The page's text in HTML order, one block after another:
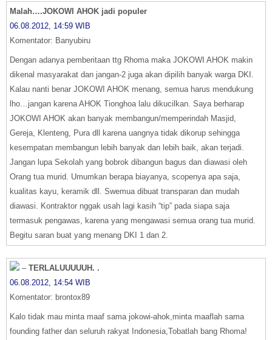
Malah….JOKOWI AHOK jadi populer
06.08.2012, 14:59 WIB
Komentator: Banyubiru
Dengan adanya pemberitaan ttg Rhoma maka JOKOWI AHOK makin
dikenal masyarakat dan jangan-2 juga akan dipilih banyak warga DKI.
Kalau nanti benar JOKOWI AHOK menang, semua harus mendukung
lho…jangan karena AHOK Tionghoa lalu dikucilkan. Saya berharap
JOKOWI AHOK akan banyak membangun/memperindah Masjid,
Gereja, Klenteng, Pura dll karena uangnya tidak dikorup sehingga
kesempatan membangun lebih banyak dan lebih baik, akan terjadi.
Jangan lupa Sekolah yang bobrok dibangun bagus dan diawasi oleh
Orang tua murid. Umumkan berapa biayanya, scopenya apa saja,
kualitas kayu, keramik dll. Swemua dibuat transparan dan mudah
diawasi. Kontraktor nggak usah lagi kasih “tip” pada siapa saja
termasuk pengawas, karena yang mengawasi semua orang tua murid.
Begitu saran buat yang menang DKI 1 dan 2.
– TERLALUUUUUH. .
06.08.2012, 14:54 WIB
Komentator: brontox89
Kalo tidak mau minta maaf sama jokowi-ahok,minta maaflah sama
founding father dan seluruh rakyat Indonesia,Tobatlah bang Rhoma!